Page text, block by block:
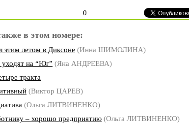
0
в этом номере:
этим летом в Диксоне (Инна ШИМОЛИНА)
на “Юг” (Яна АНДРЕЕВА)
тракта
(Виктор ЦАРЕВ)
(Ольга ЛИТВИНЕНКО)
– хорошо предприятию (Ольга ЛИТВИНЕНКО)